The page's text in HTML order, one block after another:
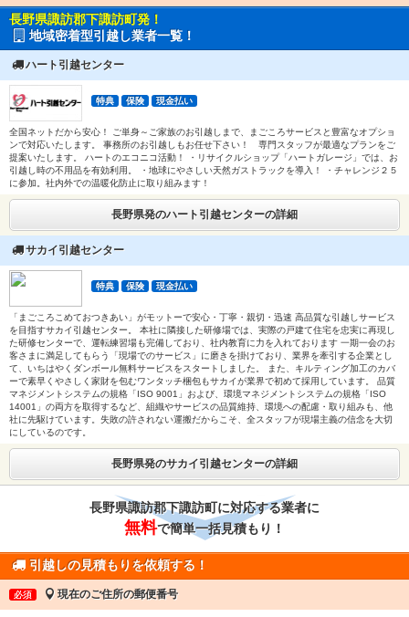
長野県諏訪郡下諏訪町発！
地域密着型引越し業者一覧！
ハート引越センター
特典 保険 現金払い
全国ネットだから安心！ ご単身～ご家族のお引越しまで、まごころサービスと豊富なオプショ
ンで対応いたします。 事務所のお引越しもお任せ下さい！ 専門スタッフが最適なプランをご
提案いたします。 ハートのエコニコ活動！ ・リサイクルショップ「ハートガレージ」では、お
引越し時の不用品を有効利用。 ・地球にやさしい天然ガストラックを導入！ ・チャレンジ２５
に参加。社内外での温暖化防止に取り組みます！
長野県発のハート引越センターの詳細
サカイ引越センター
特典 保険 現金払い
「まごころこめておつきあい」がモットーで安心・丁寧・親切・迅速 高品質な引越しサービス
を目指すサカイ引越センター。 本社に隣接した研修場では、実際の戸建て住宅を忠実に再現し
た研修センターで、運転練習場も完備しており、社内教育に力を入れております 一期一会のお
客さまに満足してもらう「現場でのサービス」に磨きを掛けており、業界を牽引する企業とし
て、いちはやくダンボール無料サービスをスタートしました。 また、キルティング加工のカバ
ーで素早くやさしく家財を包むワンタッチ梱包もサカイが業界で初めて採用しています。 品質
マネジメントシステムの規格「ISO 9001」および、環境マネジメントシステムの規格「ISO
14001」の両方を取得するなど、組織やサービスの品質維持、環境への配慮・取り組みも、他
社に先駆けています。失敗の許されない運搬だからこそ、全スタッフが現場主義の信念を大切
にしているのです。
長野県発のサカイ引越センターの詳細
長野県諏訪郡下諏訪町に対応する業者に
無料で簡単一括見積もり！
引越しの見積もりを依頼する！
必須 現在のご住所の郵便番号